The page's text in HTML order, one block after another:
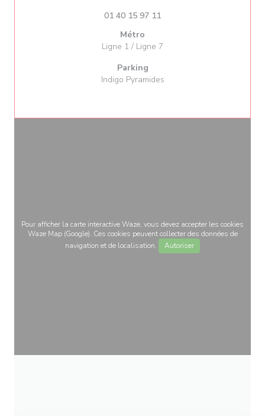
01 40 15 97 11
Métro
Ligne 1 / Ligne 7
Parking
Indigo Pyramides
Pour afficher la carte interactive Waze, vous devez accepter les cookies
Waze Map (Google). Ces cookies peuvent collecter des données de
navigation et de localisation.
Autoriser